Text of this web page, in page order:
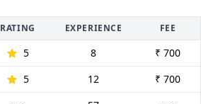
RATING EXPERIENCE FEE
5 8
₹ 700
5 12
₹ 700